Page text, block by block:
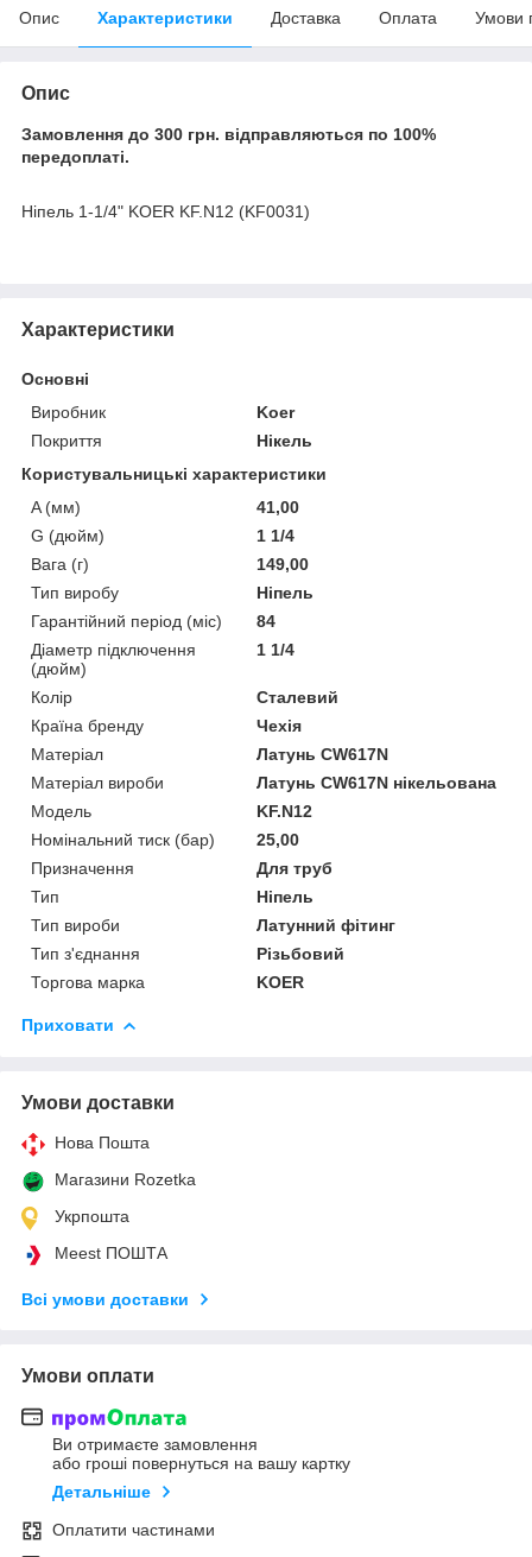
Опис Характеристики Доставка Оплата Умови
Опис
Замовлення до 300 грн. відправляються по 100%
передоплаті.
Ніпель 1-1/4" KOER KF.N12 (KF0031)
Характеристики
Основні
Виробник
Koer
Покриття
Нікель
Користувальницькі характеристики
A (мм)
41,00
G (дюйм)
1 1/4
Вага (г)
149,00
Тип виробу
Ніпель
Гарантійний період (міс)
84
Діаметр підключення
(дюйм)
1 1/4
Колір
Сталевий
Країна бренду
Чехія
Матеріал
Латунь CW617N
Матеріал вироби
Латунь CW617N нікельована
Мoдель
KF.N12
Номінальний тиск (бар)
25,00
Призначення
Для труб
Тип
Ніпель
Тип вироби
Латунний фітинг
Тип з'єднання
Різьбовий
Торгова марка
KOER
Приховати
Умови доставки
Нова Пошта
Магазини Rozetka
Укрпошта
Meest ПОШТА
Всі умови доставки
Умови оплати
Ви отримаєте замовлення
або гроші повернуться на вашу картку
Детальніше
Оплатити частинами